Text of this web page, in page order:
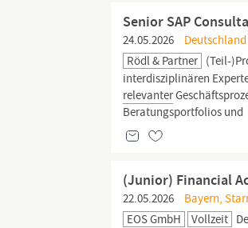
Senior SAP
24.05.2026
Deutschland
Rödl & Partner (Teil-
interdisziplinären
relevanter
Beratungsportfolios und
(Junior) Financial
22.05.2026
Bayern,
EOS GmbH
Vollzeit